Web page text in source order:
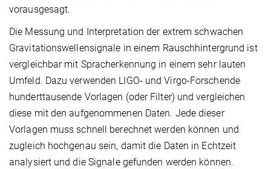
vorausgesagt.
Die Messung und Interpretation der extrem schwachen
Gravitationswellensignale in einem Rauschhintergrund ist
vergleichbar mit Spracherkennung in einem sehr lauten
Umfeld. Dazu verwenden LIGO- und Virgo-Forschende
hunderttausende Vorlagen (oder Filter) und vergleichen
diese mit den aufgenommenen Daten. Jede dieser
Vorlagen muss schnell berechnet werden können und
zugleich hochgenau sein, damit die Daten in Echtzeit
analysiert und die Signale gefunden werden können.